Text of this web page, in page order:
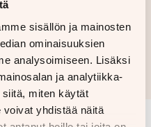
sisällön ja mainosten
ominaisuuksien
analysoimiseen. Lisäksi
ja analytiikka-
miten käytät
yhdistää näitä
ja edellyttää hyväksytyn